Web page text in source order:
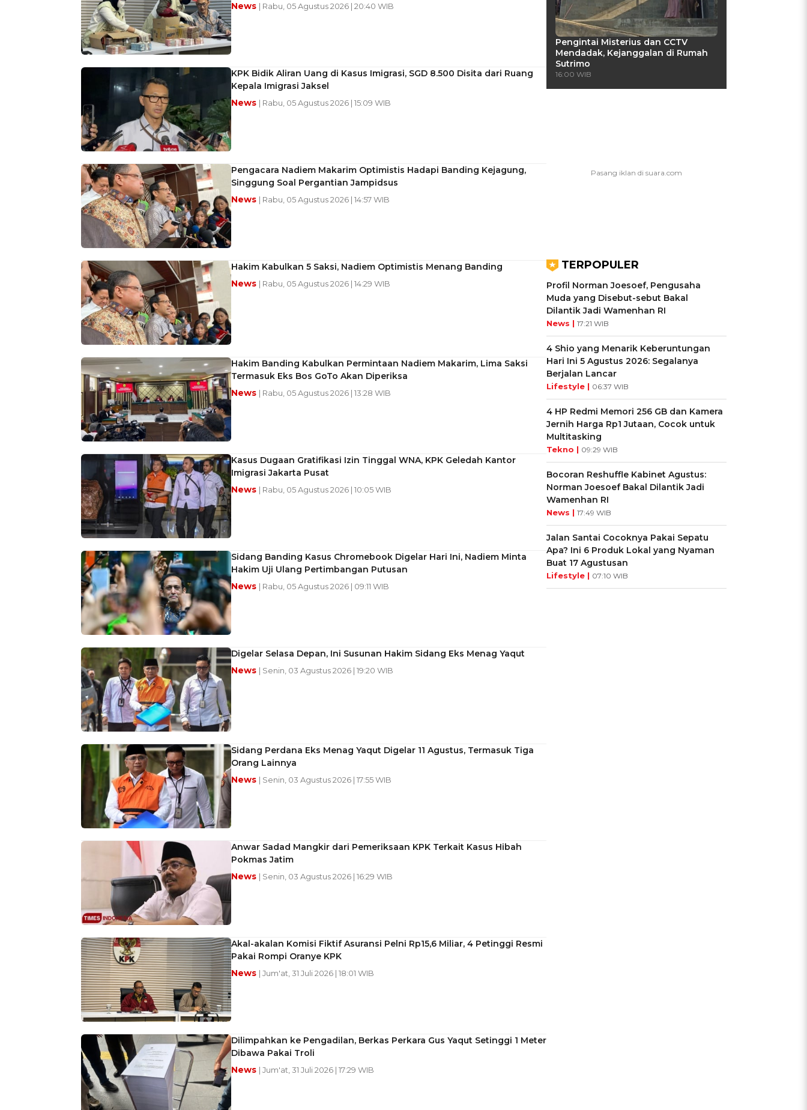
News | Rabu, 05 Agustus 2026 | 20:40 WIB
KPK Bidik Aliran Uang di Kasus Imigrasi, SGD 8.500 Disita dari Ruang
Kepala Imigrasi Jaksel
News | Rabu, 05 Agustus 2026 | 15:09 WIB
Pengacara Nadiem Makarim Optimistis Hadapi Banding Kejagung,
Singgung Soal Pergantian Jampidsus
News | Rabu, 05 Agustus 2026 | 14:57 WIB
Hakim Kabulkan 5 Saksi, Nadiem Optimistis Menang Banding
News | Rabu, 05 Agustus 2026 | 14:29 WIB
Hakim Banding Kabulkan Permintaan Nadiem Makarim, Lima Saksi
Termasuk Eks Bos GoTo Akan Diperiksa
News | Rabu, 05 Agustus 2026 | 13:28 WIB
Kasus Dugaan Gratifikasi Izin Tinggal WNA, KPK Geledah Kantor
Imigrasi Jakarta Pusat
News | Rabu, 05 Agustus 2026 | 10:05 WIB
Sidang Banding Kasus Chromebook Digelar Hari Ini, Nadiem Minta
Hakim Uji Ulang Pertimbangan Putusan
News | Rabu, 05 Agustus 2026 | 09:11 WIB
Digelar Selasa Depan, Ini Susunan Hakim Sidang Eks Menag Yaqut
News | Senin, 03 Agustus 2026 | 19:20 WIB
Sidang Perdana Eks Menag Yaqut Digelar 11 Agustus, Termasuk Tiga
Orang Lainnya
News | Senin, 03 Agustus 2026 | 17:55 WIB
Anwar Sadad Mangkir dari Pemeriksaan KPK Terkait Kasus Hibah
Pokmas Jatim
News | Senin, 03 Agustus 2026 | 16:29 WIB
Akal-akalan Komisi Fiktif Asuransi Pelni Rp15,6 Miliar, 4 Petinggi Resmi
Pakai Rompi Oranye KPK
News | Jum'at, 31 Juli 2026 | 18:01 WIB
Dilimpahkan ke Pengadilan, Berkas Perkara Gus Yaqut Setinggi 1 Meter
Dibawa Pakai Troli
News | Jum'at, 31 Juli 2026 | 17:29 WIB
Pengintai Misterius dan CCTV
Mendadak, Kejanggalan di Rumah
Sutrimo
16:00 WIB
TERPOPULER
Profil Norman Joesoef, Pengusaha
Muda yang Disebut-sebut Bakal
Dilantik Jadi Wamenhan RI
News | 17:21 WIB
4 Shio yang Menarik Keberuntungan
Hari Ini 5 Agustus 2026: Segalanya
Berjalan Lancar
Lifestyle | 06:37 WIB
4 HP Redmi Memori 256 GB dan Kamera
Jernih Harga Rp1 Jutaan, Cocok untuk
Multitasking
Tekno | 09:29 WIB
Bocoran Reshuffle Kabinet Agustus:
Norman Joesoef Bakal Dilantik Jadi
Wamenhan RI
News | 17:49 WIB
Jalan Santai Cocoknya Pakai Sepatu
Apa? Ini 6 Produk Lokal yang Nyaman
Buat 17 Agustusan
Lifestyle | 07:10 WIB